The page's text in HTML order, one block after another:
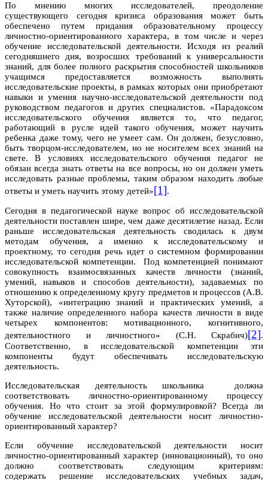
По мнению многих исследователей, преодоление
существующего сегодня кризиса образования может быть
обеспечено путем придания образовательному процессу
личностно-ориентированного характера, в том числе и через
обучение исследовательской деятельности. Исходя из реалий
сегодняшнего дня, возросших требований к универсальности
знаний, для более полного раскрытия способностей школьников
учащимся предоставляется возможность выполнять
исследовательские проекты, в рамках которых они приобретают
навыки и умения научно-исследовательской деятельности под
руководством педагогов и других специалистов. «Парадоксом
исследовательского обучения является то, что педагог,
работающий в русле идей такого обучения, может научить
ребенка даже тому, чего не умеет сам. Он должен, безусловно,
быть творцом-исследователем, но не носителем всех знаний на
свете. В условиях исследовательского обучения педагог не
обязан всегда знать ответы на все вопросы, но он должен уметь
исследовать разные проблемы, таким образом находить любые
ответы и уметь научить этому детей»[1].
Сегодня в педагогической науке вопрос об исследовательской
деятельности поставлен шире, чем даже десятилетие назад. Если
раньше исследовательская деятельность сводилась к двум
методам обучения, а именно к исследовательскому и
проектному, то сегодня речь идет о системном формировании
исследовательской компетенции. Под компетенцией понимают
совокупность взаимосвязанных качеств личности (знаний,
умений, навыков и способов деятельности), задаваемых по
отношению к определенному кругу предметов и процессов (А.В.
Хуторской), «интеграцию знаний и практических умений, а
также наличие определенного набора качеств личности в виде
четырех компонентов: мотивационного, когнитивного,
деятельностного и личностного» (С.Н. Скрабич)[2].
Соответственно, в исследовательской компетенции эти
компоненты будут обеспечивать исследовательскую
деятельность.
Исследовательская деятельность школьника должна
соответствовать личностно-ориентированному процессу
обучения. Но что стоит за этой формулировкой? Всегда ли
обучение исследовательской деятельности носит личностно-
ориентированный характер?
Если обучение исследовательской деятельности носит
личностно-ориентированный характер (инновационный), то оно
должно соответствовать следующим критериям:
содержать решение исследовательских учебных задач,